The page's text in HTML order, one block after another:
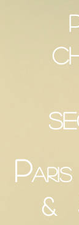
P
&